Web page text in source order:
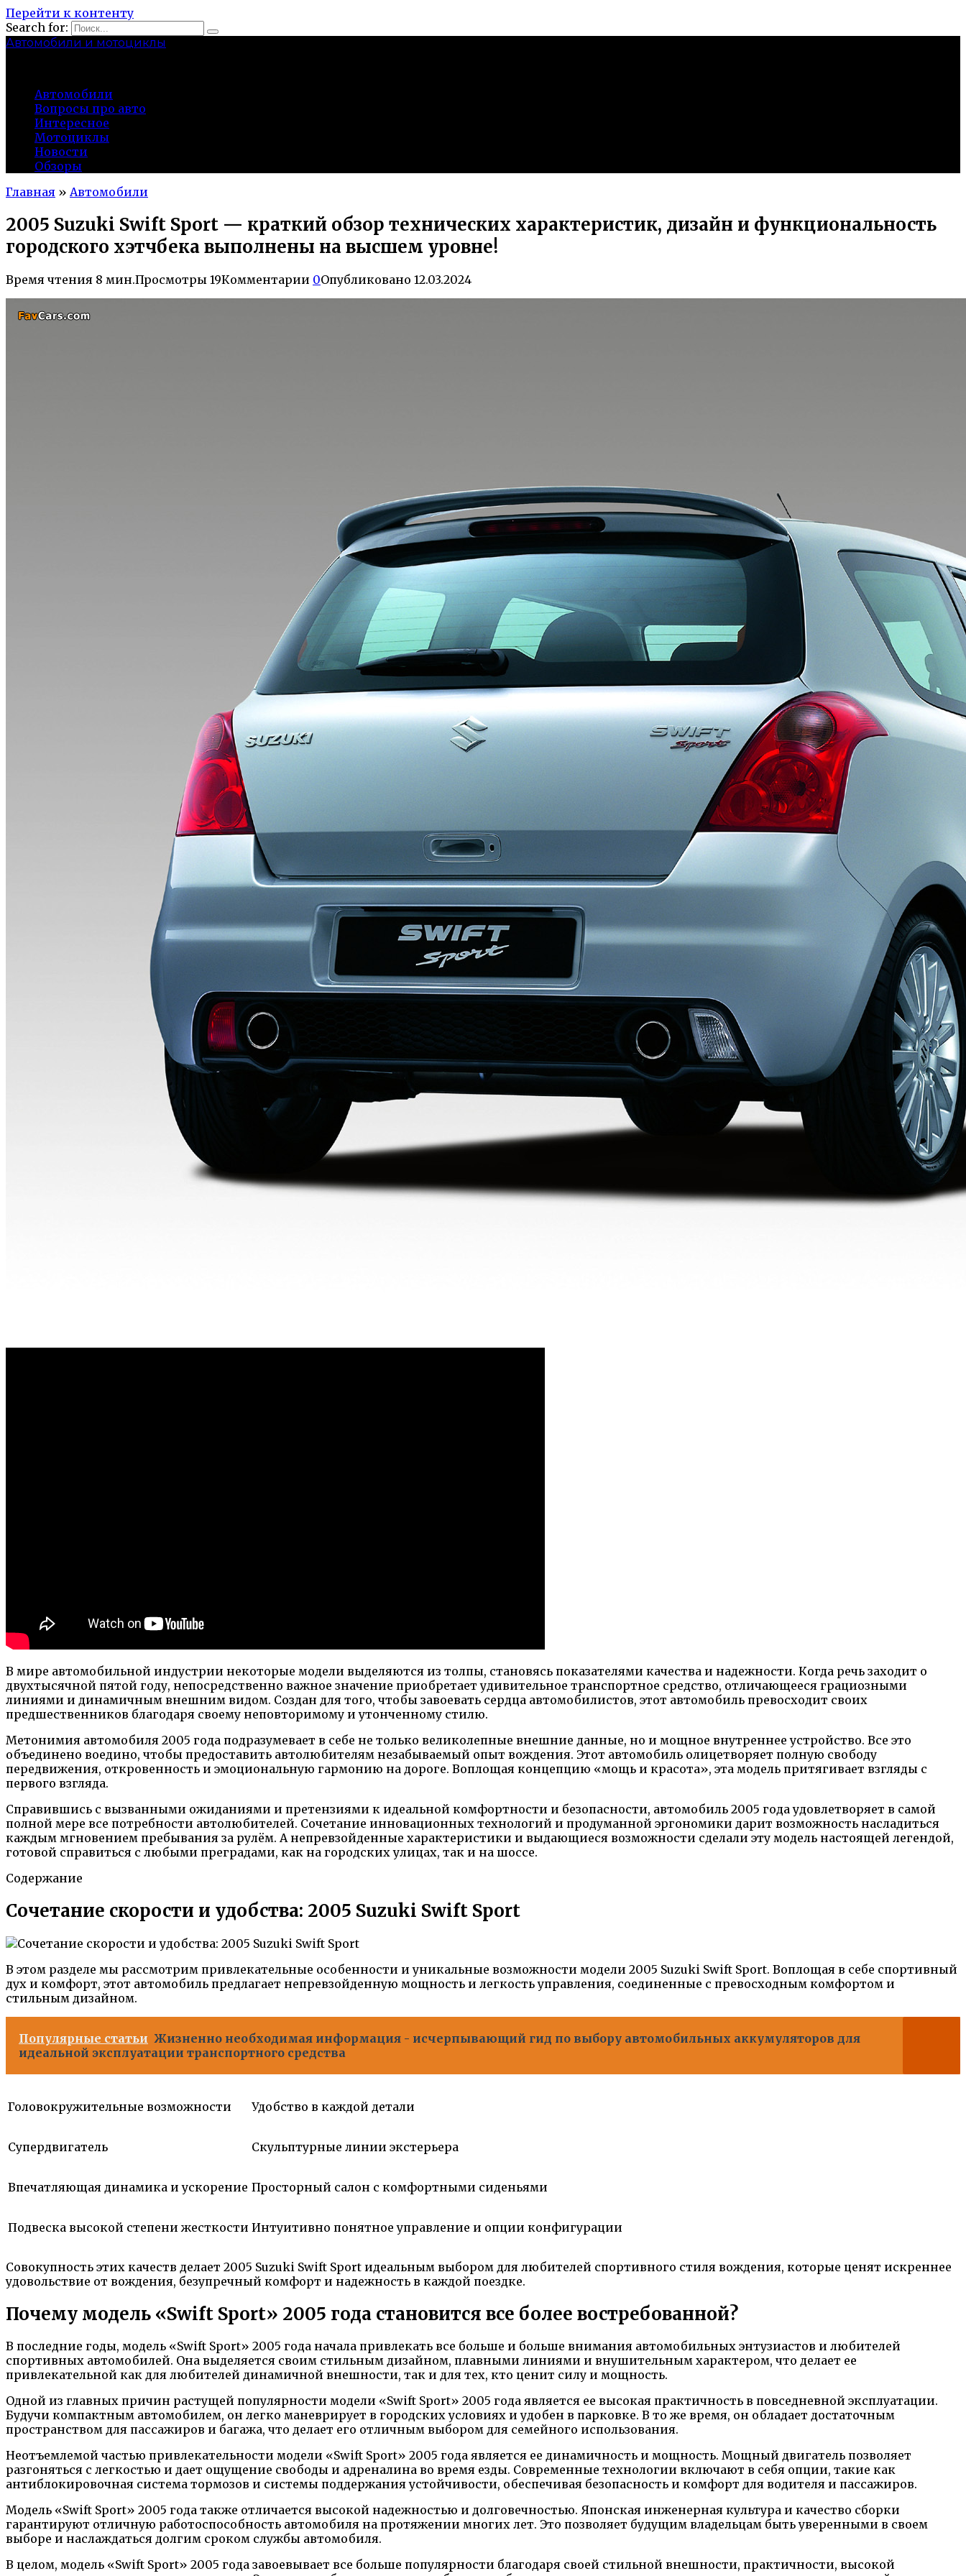
Перейти к контенту
Search for:
Автомобили и мотоциклы
Автомобили
Вопросы про авто
Интересное
Мотоциклы
Новости
Обзоры
Главная » Автомобили
2005 Suzuki Swift Sport — краткий обзор технических характеристик, дизайн и функциональность
городского хэтчбека выполнены на высшем уровне!
Время чтения 8 мин.Просмотры 19Комментарии 0Опубликовано 12.03.2024
В мире автомобильной индустрии некоторые модели выделяются из толпы, становясь показателями качества и надежности. Когда речь заходит о
двухтысячной пятой году, непосредственно важное значение приобретает удивительное транспортное средство, отличающееся грациозными
линиями и динамичным внешним видом. Создан для того, чтобы завоевать сердца автомобилистов, этот автомобиль превосходит своих
предшественников благодаря своему неповторимому и утонченному стилю.
Метонимия автомобиля 2005 года подразумевает в себе не только великолепные внешние данные, но и мощное внутреннее устройство. Все это
объединено воедино, чтобы предоставить автолюбителям незабываемый опыт вождения. Этот автомобиль олицетворяет полную свободу
передвижения, откровенность и эмоциональную гармонию на дороге. Воплощая концепцию «мощь и красота», эта модель притягивает взгляды с
первого взгляда.
Справившись с вызванными ожиданиями и претензиями к идеальной комфортности и безопасности, автомобиль 2005 года удовлетворяет в самой
полной мере все потребности автолюбителей. Сочетание инновационных технологий и продуманной эргономики дарит возможность насладиться
каждым мгновением пребывания за рулём. А непревзойденные характеристики и выдающиеся возможности сделали эту модель настоящей легендой,
готовой справиться с любыми преградами, как на городских улицах, так и на шоссе.
Содержание
Сочетание скорости и удобства: 2005 Suzuki Swift Sport
В этом разделе мы рассмотрим привлекательные особенности и уникальные возможности модели 2005 Suzuki Swift Sport. Воплощая в себе спортивный
дух и комфорт, этот автомобиль предлагает непревзойденную мощность и легкость управления, соединенные с превосходным комфортом и
стильным дизайном.
Популярные статьи Жизненно необходимая информация - исчерпывающий гид по выбору автомобильных аккумуляторов для
идеальной эксплуатации транспортного средства
Головокружительные возможности Удобство в каждой детали
Супердвигатель Скульптурные линии экстерьера
Впечатляющая динамика и ускорение Просторный салон с комфортными сиденьями
Подвеска высокой степени жесткости Интуитивно понятное управление и опции конфигурации
Совокупность этих качеств делает 2005 Suzuki Swift Sport идеальным выбором для любителей спортивного стиля вождения, которые ценят искреннее
удовольствие от вождения, безупречный комфорт и надежность в каждой поездке.
Почему модель «Swift Sport» 2005 года становится все более востребованной?
В последние годы, модель «Swift Sport» 2005 года начала привлекать все больше и больше внимания автомобильных энтузиастов и любителей
спортивных автомобилей. Она выделяется своим стильным дизайном, плавными линиями и внушительным характером, что делает ее
привлекательной как для любителей динамичной внешности, так и для тех, кто ценит силу и мощность.
Одной из главных причин растущей популярности модели «Swift Sport» 2005 года является ее высокая практичность в повседневной эксплуатации.
Будучи компактным автомобилем, он легко маневрирует в городских условиях и удобен в парковке. В то же время, он обладает достаточным
пространством для пассажиров и багажа, что делает его отличным выбором для семейного использования.
Неотъемлемой частью привлекательности модели «Swift Sport» 2005 года является ее динамичность и мощность. Мощный двигатель позволяет
разгоняться с легкостью и дает ощущение свободы и адреналина во время езды. Современные технологии включают в себя опции, такие как
антиблокировочная система тормозов и системы поддержания устойчивости, обеспечивая безопасность и комфорт для водителя и пассажиров.
Модель «Swift Sport» 2005 года также отличается высокой надежностью и долговечностью. Японская инженерная культура и качество сборки
гарантируют отличную работоспособность автомобиля на протяжении многих лет. Это позволяет будущим владельцам быть уверенными в своем
выборе и наслаждаться долгим сроком службы автомобиля.
В целом, модель «Swift Sport» 2005 года завоевывает все больше популярности благодаря своей стильной внешности, практичности, высокой